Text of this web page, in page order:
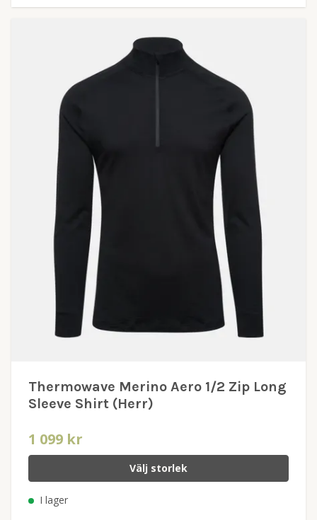
Thermowave Merino Aero 1/2 Zip Long
Sleeve Shirt (Herr)
1 099 kr
Välj storlek
I lager